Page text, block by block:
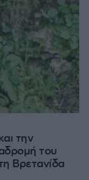
την
του
Βρετανίδα